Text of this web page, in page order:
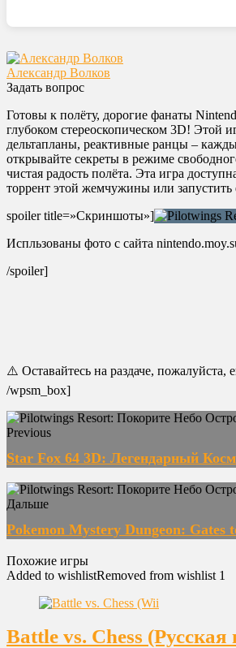
Александр Волков
Задать вопрос
Готовы к полёту, дорогие фанаты
глубоком стереоскопическом 3D! Этой
дельтапланы, реактивные ранцы –
открывайте секреты в режиме
чистая радость полёта. Эта игра
торрент этой жемчужины или
spoiler title=»Скриншоты»]
Испльзованы фото с сайта
/spoiler]
⚠️ Оставайтесь на раздаче,
/wpsm_box]
Previous
Star Fox 64 3D: Легендарный
Дальше
Pokemon Mystery Dungeon:
Похожие игры
Added to wishlistRemoved from wishlist 1
Battle vs. Chess